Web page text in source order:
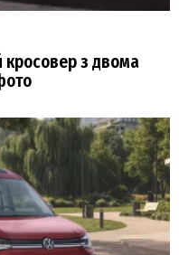
з двома